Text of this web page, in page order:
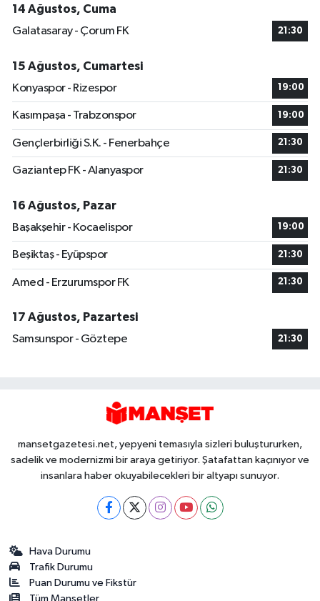
14 Ağustos, Cuma
Galatasaray - Çorum FK
21:30
15 Ağustos, Cumartesi
Konyaspor - Rizespor
19:00
Kasımpaşa - Trabzonspor 19:00
Gençlerbirliği S.K. - Fenerbahçe 21:30
Gaziantep FK - Alanyaspor 21:30
16 Ağustos, Pazar
Başakşehir - Kocaelispor
19:00
Beşiktaş - Eyüpspor 21:30
Amed - Erzurumspor FK 21:30
17 Ağustos, Pazartesi
Samsunspor - Göztepe
21:30
mansetgazetesi.net, yepyeni temasıyla sizleri buluştururken,
sadelik ve modernizmi bir araya getiriyor. Şatafattan kaçınıyor ve
insanlara haber okuyabilecekleri bir altyapı sunuyor.
Hava Durumu
Trafik Durumu
Puan Durumu ve Fikstür
Tüm Manşetler